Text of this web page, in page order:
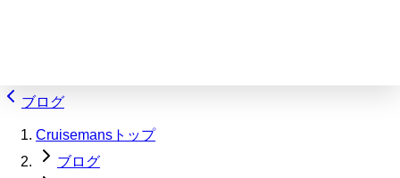
ブログ
Cruisemansトップ
ブログ